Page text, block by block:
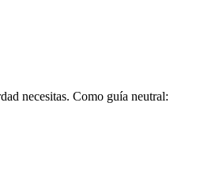
necesitas. Como guía neutral: